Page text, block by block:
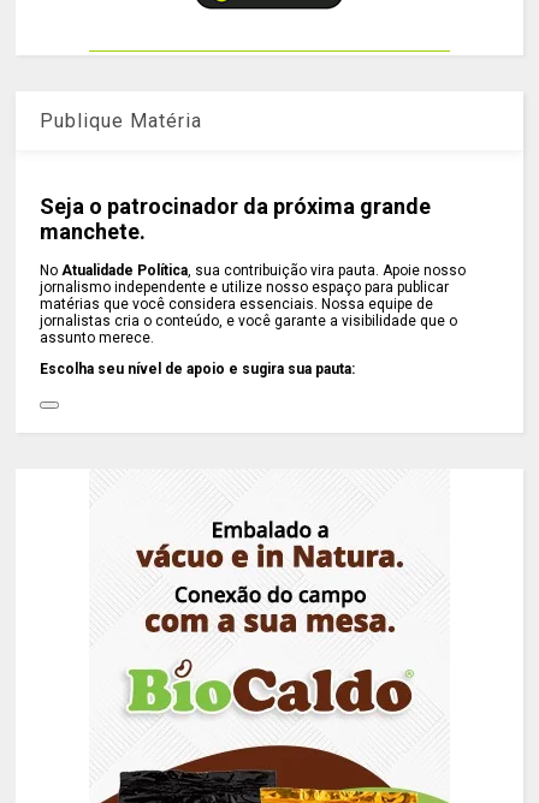
Publique Matéria
Seja o patrocinador da próxima grande
manchete.
NoAtualidade Política, sua contribuição vira pauta. Apoie nosso
jornalismo independente e utilize nosso espaço para publicar
matérias que você considera essenciais. Nossa equipe de
jornalistas cria o conteúdo, e você garante a visibilidade que o
assunto merece.
Escolha seu nível de apoio e sugira sua pauta: